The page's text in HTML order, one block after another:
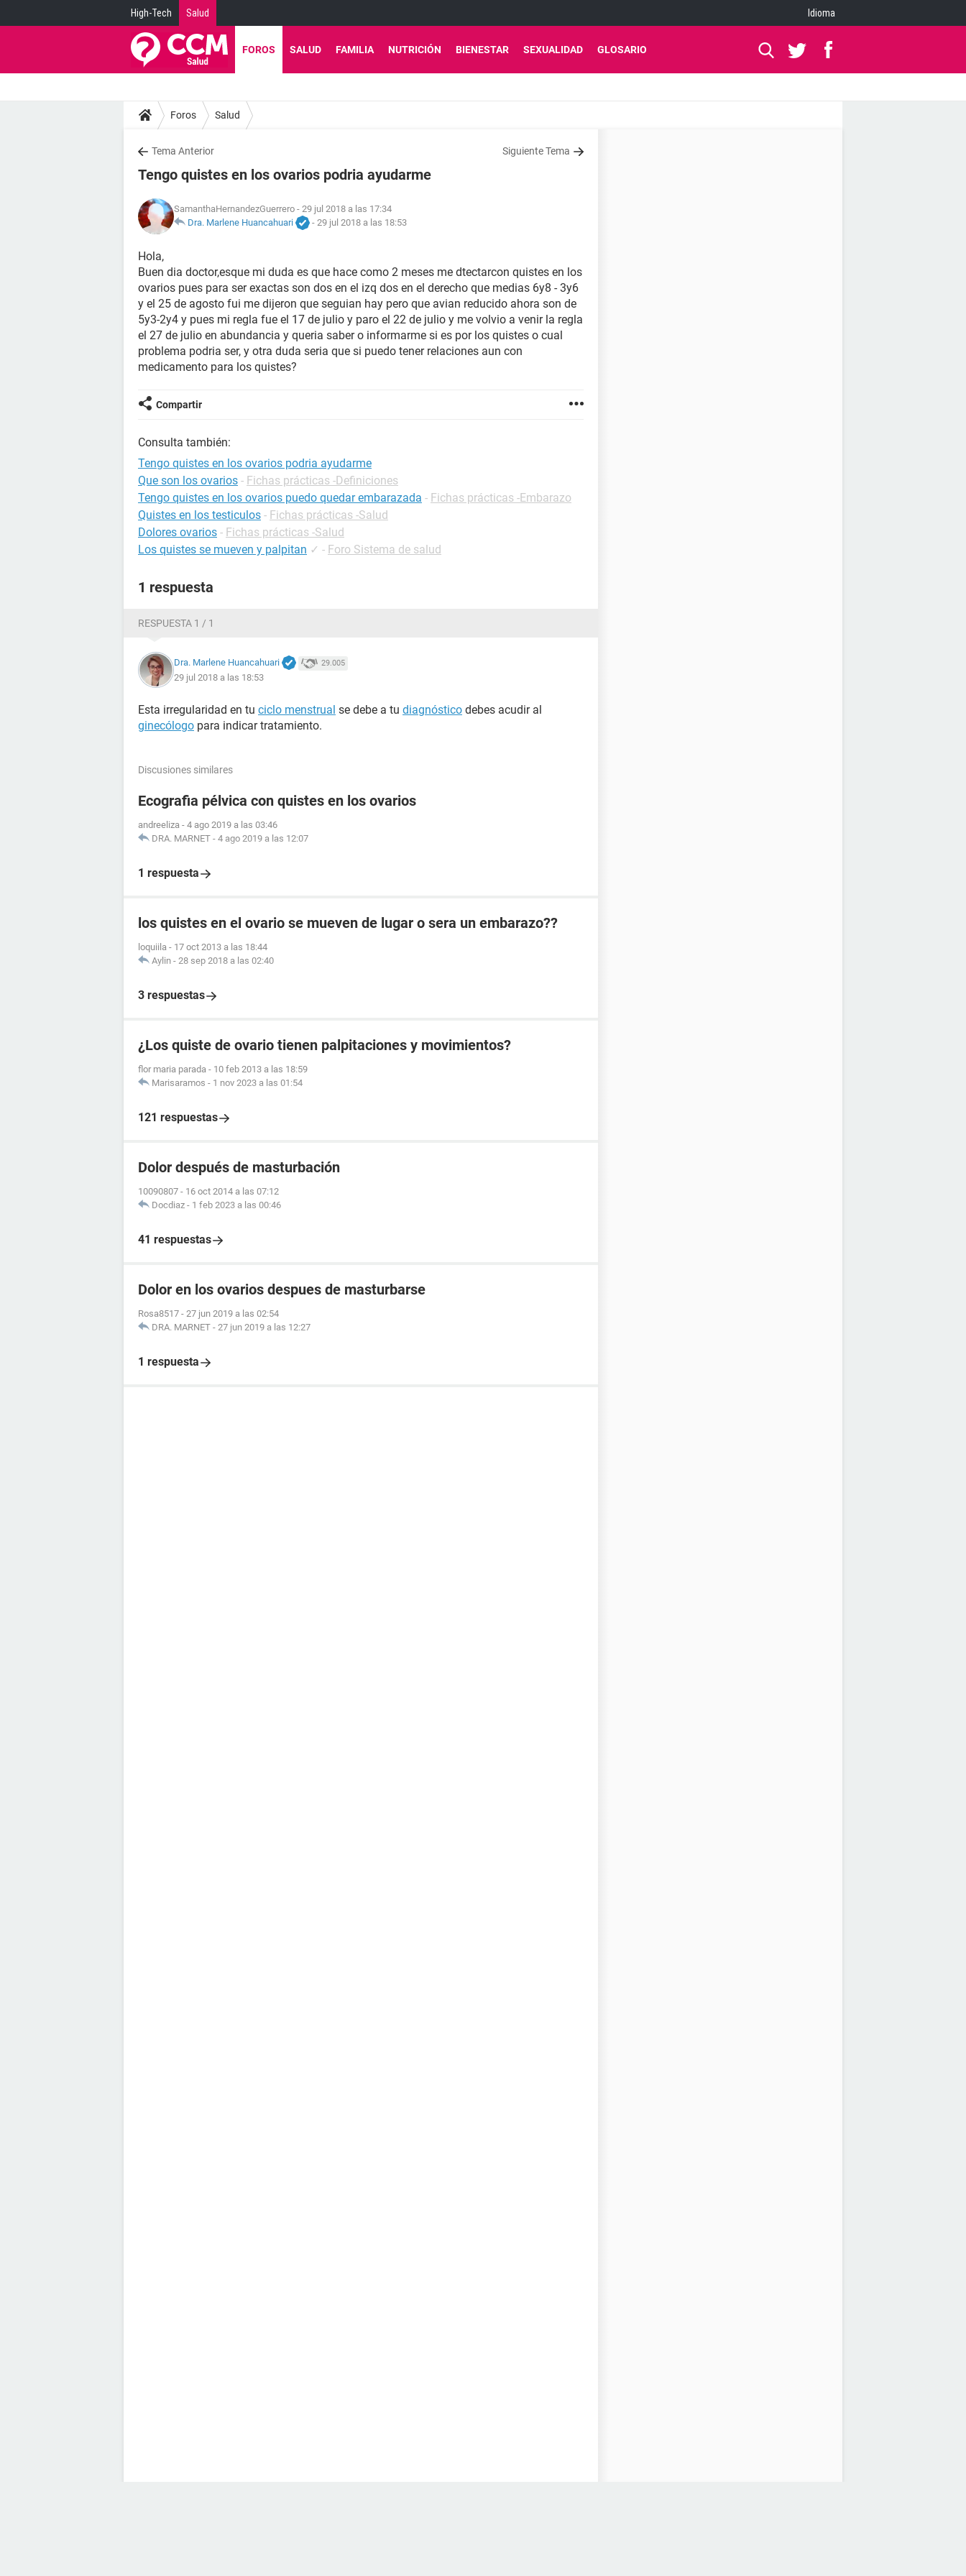
High-Tech Salud Idioma
FOROS SALUD FAMILIA NUTRICIÓN BIENESTAR SEXUALIDAD GLOSARIO
Foros Salud
Tema Anterior Siguiente Tema
Tengo quistes en los ovarios podria ayudarme
SamanthaHernandezGuerrero - 29 jul 2018 a las 17:34
Dra. Marlene Huancahuari
- 29 jul 2018 a las 18:53
Hola,
Buen dia doctor,esque mi duda es que hace como 2 meses me dtectarcon quistes en los
ovarios pues para ser exactas son dos en el izq dos en el derecho que medias 6y8 - 3y6
y el 25 de agosto fui me dijeron que seguian hay pero que avian reducido ahora son de
5y3-2y4 y pues mi regla fue el 17 de julio y paro el 22 de julio y me volvio a venir la regla
el 27 de julio en abundancia y queria saber o informarme si es por los quistes o cual
problema podria ser, y otra duda seria que si puedo tener relaciones aun con
medicamento para los quistes?
Compartir
Consulta también:
Tengo quistes en los ovarios podria ayudarme
Que son los ovarios - Fichas prácticas -Definiciones
Tengo quistes en los ovarios puedo quedar embarazada - Fichas prácticas -Embarazo
Quistes en los testiculos - Fichas prácticas -Salud
Dolores ovarios - Fichas prácticas -Salud
Los quistes se mueven y palpitan ✓ - Foro Sistema de salud
1 respuesta
RESPUESTA 1 / 1
Dra. Marlene Huancahuari 29.005
29 jul 2018 a las 18:53
Esta irregularidad en tu ciclo menstrual se debe a tu diagnóstico debes acudir al
ginecólogo para indicar tratamiento.
Discusiones similares
Ecografia pélvica con quistes en los ovarios
andreeliza - 4 ago 2019 a las 03:46
DRA. MARNET - 4 ago 2019 a las 12:07
1 respuesta
los quistes en el ovario se mueven de lugar o sera un embarazo??
loquiila - 17 oct 2013 a las 18:44
Aylin - 28 sep 2018 a las 02:40
3 respuestas
¿Los quiste de ovario tienen palpitaciones y movimientos?
flor maria parada - 10 feb 2013 a las 18:59
Marisaramos - 1 nov 2023 a las 01:54
121 respuestas
Dolor después de masturbación
10090807 - 16 oct 2014 a las 07:12
Docdiaz - 1 feb 2023 a las 00:46
41 respuestas
Dolor en los ovarios despues de masturbarse
Rosa8517 - 27 jun 2019 a las 02:54
DRA. MARNET - 27 jun 2019 a las 12:27
1 respuesta